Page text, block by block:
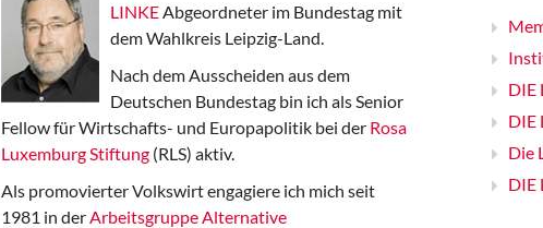
LINKEAbgeordneter im Bundestag mit
dem Wahlkreis Leipzig-Land.
Nach dem Ausscheiden aus dem
Deutschen Bundestag bin ich als Senior
Fellow für Wirtschafts- und Europapolitik bei der Rosa
Luxemburg Stiftung (RLS) aktiv.
Als promovierter Volkswirt engagiere ich mich seit
1981 in derArbeitsgruppe Alternative
DIE
DIE
Die
DIE